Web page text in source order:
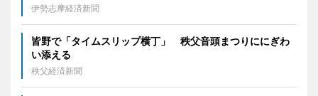
伊勢志摩経済新聞
皆野で「タイムスリップ横丁」 秩父音頭まつりににぎわ
い添える
秩父経済新聞